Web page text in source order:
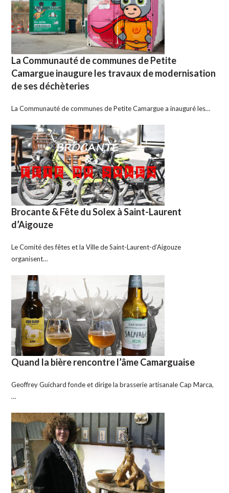
La Communauté de communes de Petite
Camargue inaugure les travaux de modernisation
de ses déchèteries
La Communauté de communes de Petite Camargue a inauguré les…
Brocante & Fête du Solex à Saint-Laurent
d’Aigouze
Le Comité des fêtes et la Ville de Saint-Laurent-d’Aigouze
organisent…
Quand la bière rencontre l’âme Camarguaise
Geoffrey Guichard fonde et dirige la brasserie artisanale Cap Marca,
…